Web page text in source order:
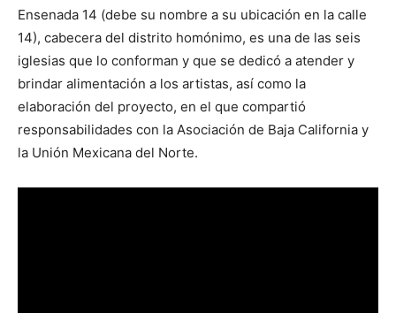
Ensenada 14 (debe su nombre a su ubicación en la calle
14), cabecera del distrito homónimo, es una de las seis
iglesias que lo conforman y que se dedicó a atender y
brindar alimentación a los artistas, así como la
elaboración del proyecto, en el que compartió
responsabilidades con la Asociación de Baja California y
la Unión Mexicana del Norte.